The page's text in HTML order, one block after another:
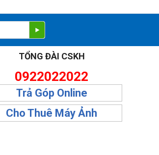
TỔNG ĐÀI CSKH
0922022022
Trả Góp Online
Cho Thuê Máy Ảnh